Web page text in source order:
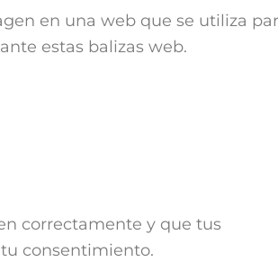
en una web que se utiliza
estas balizas web.
correctamente y que tus
consentimiento.